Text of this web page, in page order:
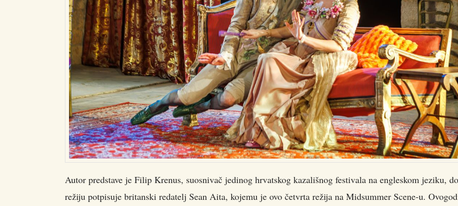
Autor predstave je Filip Krenus, suosnivač jedinog hrvatskog kazališnog festivala na engleskom jeziku,
režiju potpisuje britanski redatelj Sean Aita, kojemu je ovo četvrta režija na Midsummer Scene-u.